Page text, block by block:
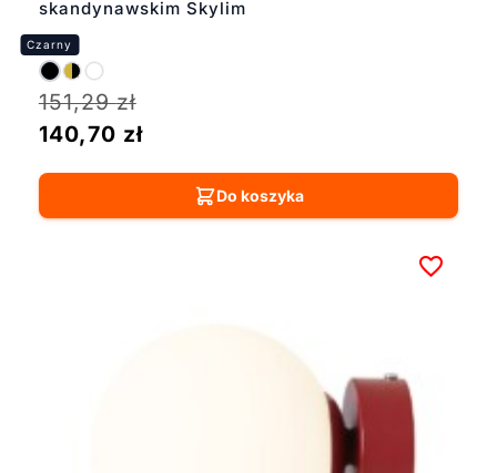
skandynawskim Skylim
151,29zł
140,70 zł
Do koszyka